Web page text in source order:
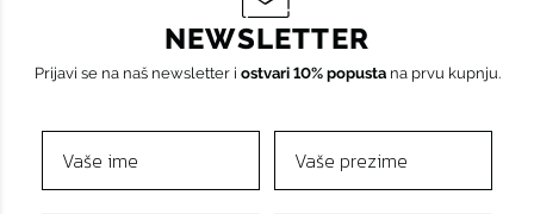
NEWSLETTER
Prijavi se na naš newsletter i ostvari 10% popustana prvu kupnju.